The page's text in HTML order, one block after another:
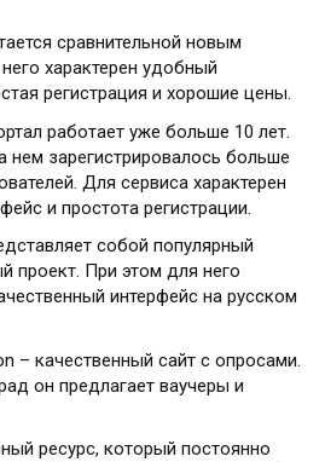
сравнительной новым
характерен удобный
регистрация и хорошие цены.
работает уже больше 10 лет.
нем зарегистрировалось больше
Для сервиса характерен
и простота регистрации.
собой популярный
проект. При этом для него
интерфейс на русском
– качественный сайт с опросами.
он предлагает ваучеры и
ресурс, который постоянно